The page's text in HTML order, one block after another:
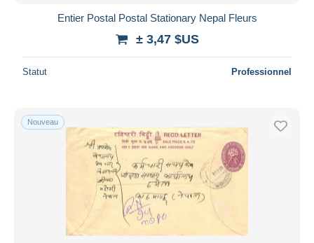
Entier Postal Postal Stationary Nepal Fleurs
± 3,47 $US
Statut Professionnel
Nouveau